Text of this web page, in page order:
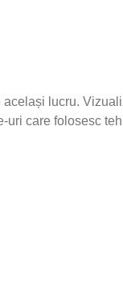
lucru.
care folosesc